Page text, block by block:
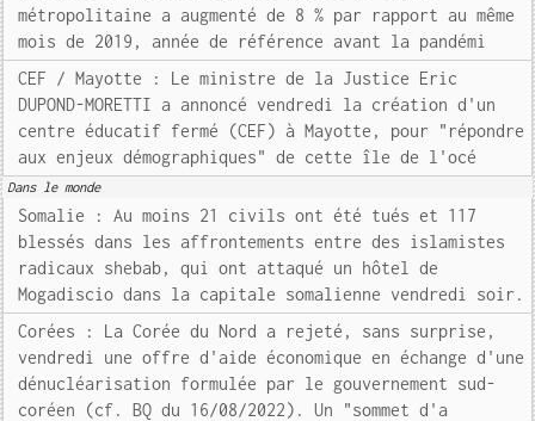
métropolitaine a augmenté de 8 % par rapport au même
mois de 2019, année de référence avant la pandémi
CEF / Mayotte : Le ministre de la Justice Eric
DUPOND-MORETTI a annoncé vendredi la création d'un
centre éducatif fermé (CEF) à Mayotte, pour "répondre
aux enjeux démographiques" de cette île de l'océ
Dans le monde
Somalie : Au moins 21 civils ont été tués et 117
blessés dans les affrontements entre des islamistes
radicaux shebab, qui ont attaqué un hôtel de
Mogadiscio dans la capitale somalienne vendredi soir.
Corées : La Corée du Nord a rejeté, sans surprise,
vendredi une offre d'aide économique en échange d'une
dénucléarisation formulée par le gouvernement sud-
coréen (cf. BQ du 16/08/2022). Un "sommet d'a